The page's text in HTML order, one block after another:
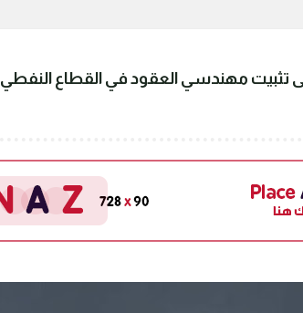
تثبيت مهندسي العقود في القطاع النفطي